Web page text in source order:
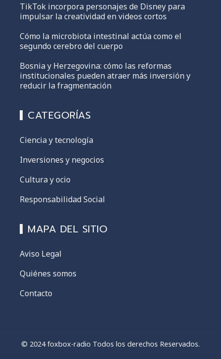
TikTok incorpora personajes de Disney para
impulsar la creatividad en videos cortos
Cómo la microbiota intestinal actúa como el
segundo cerebro del cuerpo
Bosnia y Herzegovina: cómo las reformas
institucionales pueden atraer más inversión y
reducir la fragmentación
CATEGORÍAS
Ciencia y tecnología
Inversiones y negocios
Cultura y ocio
Responsabilidad Social
MAPA DEL SITIO
Aviso Legal
Quiénes somos
Contacto
© 2024 foxbox-radio Todos los derechos Reservados.